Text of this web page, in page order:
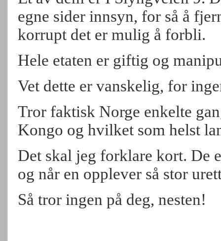
egne sider innsyn, for så å
korrupt det er mulig å forbli.
Hele etaten er giftig og
Vet dette er vanskelig, for
Tror faktisk Norge enkelte
Kongo og hvilket som helst
Det skal jeg forklare kort. De
og når en opplever så stor
Så tror ingen på deg, nesten!